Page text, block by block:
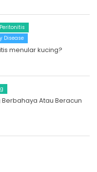
Disease
menular kucing?
Berbahaya Atau Beracun